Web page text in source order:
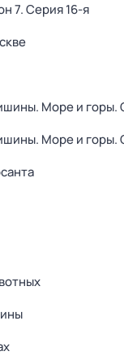
7. Серия 16-я
Море и горы.
Море и горы.